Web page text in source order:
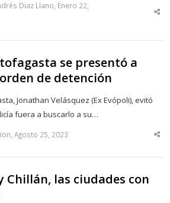
Diaz Llano, Enero 22,
se presentó a
de detención
Jonathan Velásquez (Ex Evópoli), evitó
fuera a buscarlo a su…
Agosto 25, 2023
Chillán, las ciudades con